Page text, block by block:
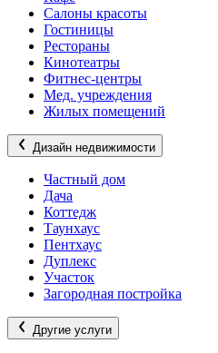
Салоны красоты
Гостиницы
Рестораны
Кинотеатры
Фитнес-центры
Мед. учреждения
Жилых помещений
Дизайн недвижимости
Частный дом
Дача
Коттедж
Таунхаус
Пентхаус
Дуплекс
Участок
Загородная постройка
Другие услуги